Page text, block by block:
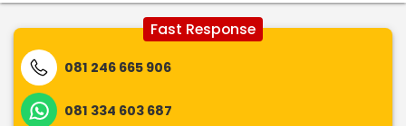
Fast Response
081 246 665 906
081 334 603 687